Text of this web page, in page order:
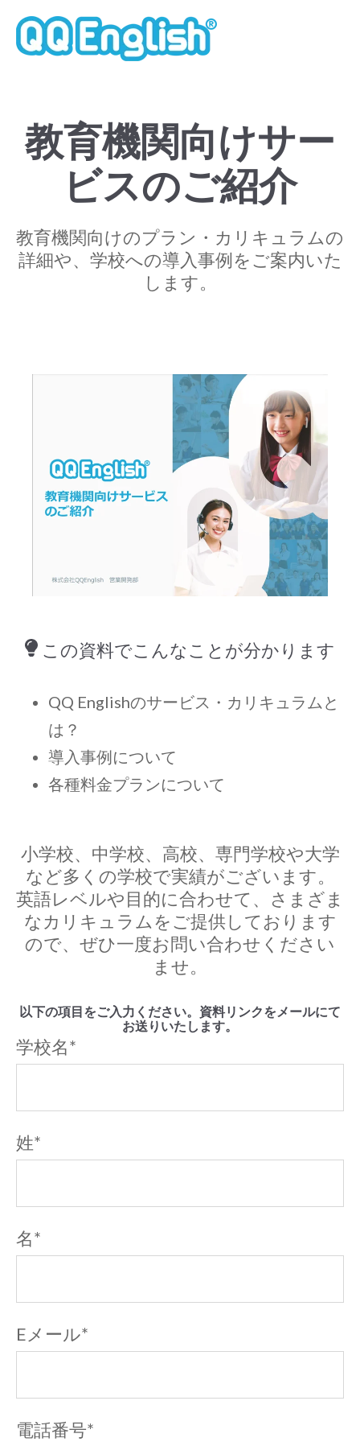
教育機関向けサー
ビスのご紹介
教育機関向けのプラン・カリキュラムの
詳細や、学校への導入事例をご案内いた
します。
この資料でこんなことが分かります
QQ Englishのサービス・カリキュラムと
は？
導入事例について
各種料金プランについて
小学校、中学校、高校、専門学校や大学
など多くの学校で実績がございます。
英語レベルや目的に合わせて、さまざま
なカリキュラムをご提供しております
ので、ぜひ一度お問い合わせください
ませ。
以下の項目をご入力ください。資料リンクをメールにて
お送りいたします。
学校名*
姓*
名*
Eメール*
電話番号*